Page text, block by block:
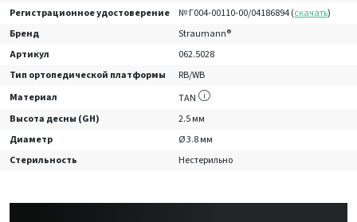
Регистрационное удостоверение
№ Г004-00110-00/04186894 (скачать)
Бренд
Straumann®
Артикул
062.5028
Тип ортопедической платформы
RB/WB
Материал
TAN
Высота десны (GH)
2.5 мм
Диаметр
Ø 3.8 мм
Стерильность
Нестерильно